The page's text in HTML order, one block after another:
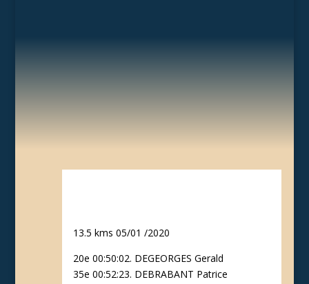
13.5 kms 05/01 /2020
20e 00:50:02. DEGEORGES Gerald
35e 00:52:23. DEBRABANT Patrice